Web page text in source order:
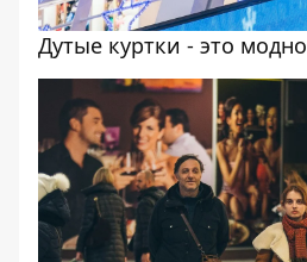
Дутые куртки - это модно